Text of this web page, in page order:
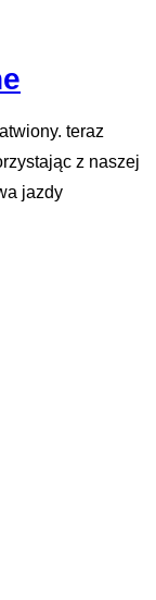
teraz
z naszej
jazdy